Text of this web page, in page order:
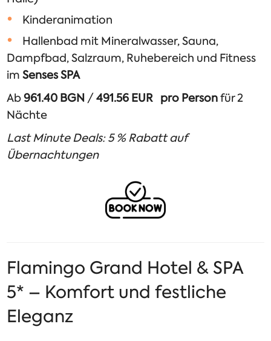
Kinderanimation
Hallenbad mit Mineralwasser, Sauna,
Dampfbad, Salzraum, Ruhebereich und Fitness
imSenses SPA
Ab961.40 BGN /491.56 EUR pro Personfür 2
Nächte
Last Minute Deals: 5 % Rabatt auf
Übernachtungen
Flamingo Grand Hotel & SPA
5* – Komfort und festliche
Eleganz